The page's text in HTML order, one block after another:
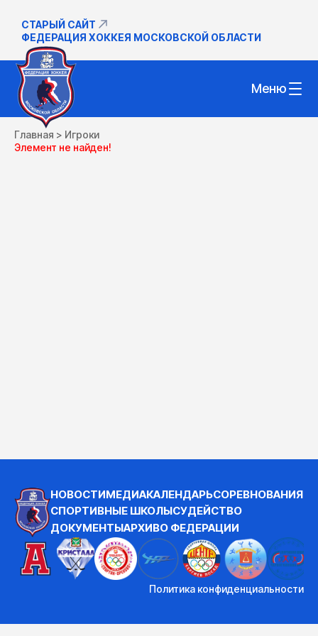
СТАРЫЙ САЙТ
ФЕДЕРАЦИЯ ХОККЕЯ МОСКОВСКОЙ ОБЛАСТИ
Меню
Главная > Игроки
Элемент не найден!
НОВОСТИМЕДИАКАЛЕНДАРЬСОРЕВНОВАНИЯ
СПОРТИВНЫЕ ШКОЛЫСУДЕЙСТВО
ДОКУМЕНТЫАРХИВО ФЕДЕРАЦИИ
Политика конфиденциальности